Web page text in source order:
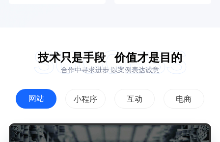
技术只是手段 价值才是目的
合作中寻求进步 以案例表达诚意
SUCCESS
网站 小程序 互动 电商